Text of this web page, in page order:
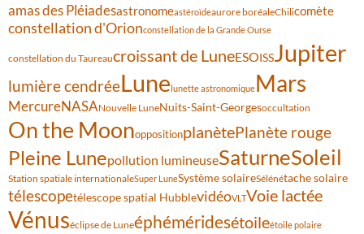
amas des Pléiadesastronomeastéroïdeaurore boréaleChilicomète
constellation d'Orionconstellation de la Grande Ourse
constellation du Taureaucroissant de LuneESOISSJupiter
lumière cendréeLunelunette astronomiqueMars
MercureNASANouvelle LuneNuits-Saint-Georgesoccultation
On the MoonoppositionplanètePlanète rouge
Pleine Lunepollution lumineuseSaturneSoleil
Station spatiale internationaleSuper LuneSystème solaireSélénétache solaire
télescopetélescope spatial HubblevidéoVLTVoie lactée
Vénuséclipse de Luneéphéméridesétoileétoile polaire